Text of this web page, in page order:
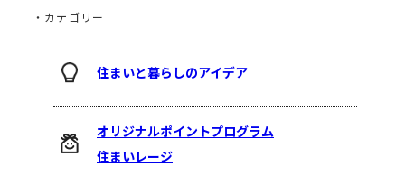
・カテゴリー
住まいと暮らしのアイデア
オリジナルポイントプログラム
住まいレージ